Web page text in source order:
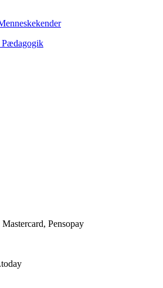
Pædagogik